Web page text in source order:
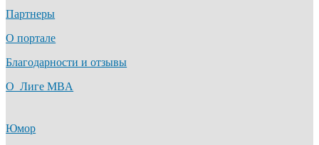
Партнеры
О портале
Благодарности и отзывы
О Лиге MBA
Юмор